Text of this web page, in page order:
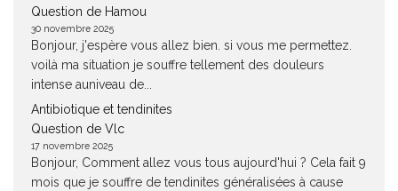
Question de Hamou
30 novembre 2025
Bonjour, j'espère vous allez bien. si vous me permettez.
voilà ma situation je souffre tellement des douleurs
intense auniveau de...
Antibiotique et tendinites
Question de Vlc
17 novembre 2025
Bonjour, Comment allez vous tous aujourd'hui ? Cela fait 9
mois que je souffre de tendinites généralisées à cause